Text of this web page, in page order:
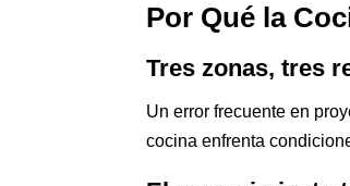
Por Qué la
Tres zonas, tres
Un error frecuente en
cocina enfrenta